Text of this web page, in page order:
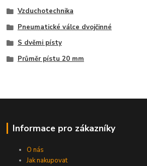
Vzduchotechnika
Pneumatické válce dvojčinné
S dvěmi písty
Průměr pístu 20 mm
Informace pro zákazníky
O nás
Jak nakupovat